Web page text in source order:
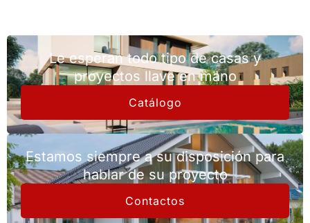
Le esperan todo tipo de casas y
proyectos llave en mano
Catálogo
Estamos siempre a su disposición para
hablar de su proyecto
Contactos